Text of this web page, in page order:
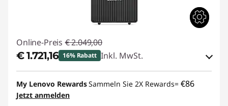
Online-Preis € 2.049,00
€ 1.721,16 16% Rabatt Inkl. MwSt.
eCoupon-Rabatt :-€ 327,84
eCoupon :THINKDEAL
My Lenovo RewardsSammeln Sie 2X Rewards= €86
Jetzt anmelden